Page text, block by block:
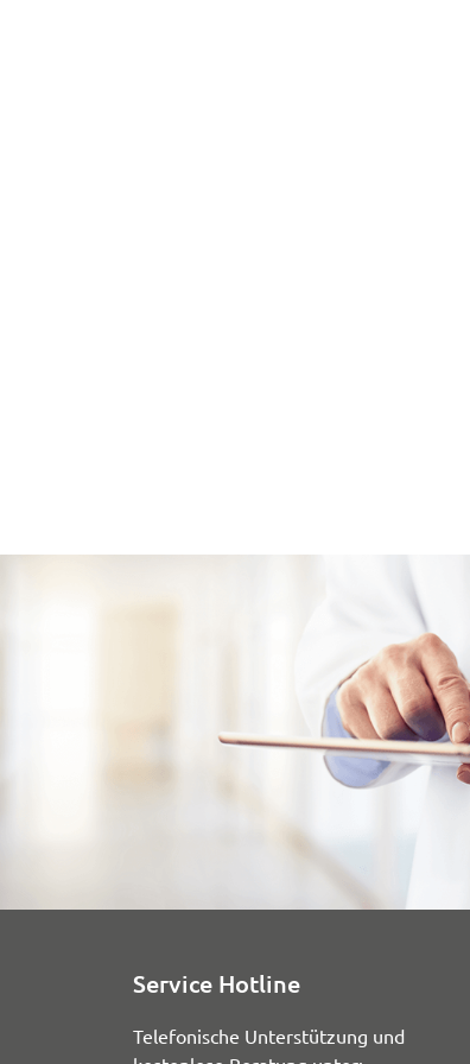
Service Hotline
Telefonische Unterstützung und